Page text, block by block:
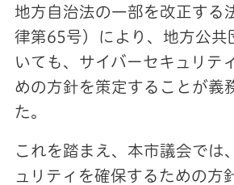
地方自治法の一部を改正する
律第65号）により、地方公共
いても、サイバーセキュリテ
めの方針を策定することが義
た。
これを踏まえ、本市議会では
ュリティを確保するための方